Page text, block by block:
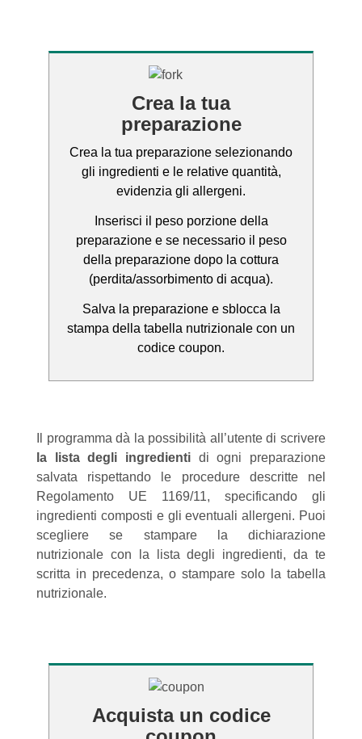
Crea la tua
preparazione
Crea la tua preparazione selezionando
gli ingredienti e le relative quantità,
evidenzia gli allergeni.
Inserisci il peso porzione della
preparazione e se necessario il peso
della preparazione dopo la cottura
(perdita/assorbimento di acqua).
Salva la preparazione e sblocca la
stampa della tabella nutrizionale con un
codice coupon.
Il programma dà la possibilità all’utente di scrivere
la lista degli ingredienti di ogni preparazione
salvata rispettando le procedure descritte nel
Regolamento UE 1169/11, specificando gli
ingredienti composti e gli eventuali allergeni. Puoi
scegliere se stampare la dichiarazione
nutrizionale con la lista degli ingredienti, da te
scritta in precedenza, o stampare solo la tabella
nutrizionale.
Acquista un codice